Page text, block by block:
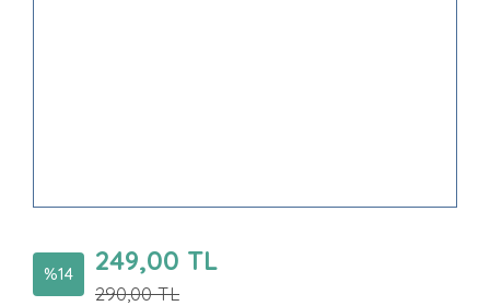
%14 249,00 TL
290,00 TL